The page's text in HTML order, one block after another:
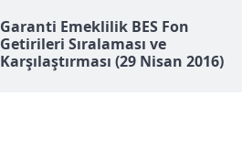
Garanti Emeklilik BES Fon
Getirileri Sıralaması ve
Karşılaştırması (29 Nisan 2016)